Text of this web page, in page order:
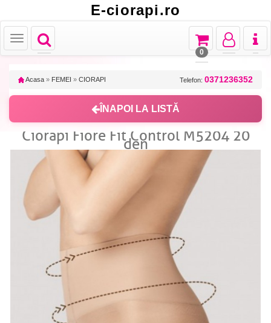
E-ciorapi.ro
Toggle
navigation
Toggle
Toggle
navigation
Toggle
navigation
Toggle
navigation
0
Acasa » FEMEI » CIORAPI Telefon: 0371236352
ÎNAPOI LA LISTĂ
Ciorapi Fiore Fit Control M5204 20
den